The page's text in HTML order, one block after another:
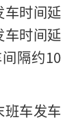
车时间延
车时间延
隔约10
班车发车